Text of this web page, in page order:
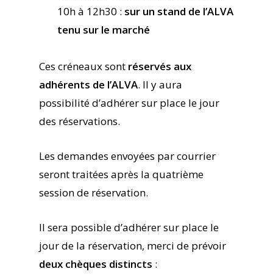
10h à 12h30 : sur un stand de l’ALVA
tenu sur le marché
Ces créneaux sont réservés aux
adhérents de l’ALVA. Il y aura
possibilité d’adhérer sur place le jour
des réservations.
Les demandes envoyées par courrier
seront traitées après la quatrième
session de réservation.
Il sera possible d’adhérer sur place le
jour de la réservation, merci de prévoir
deux chèques distincts :